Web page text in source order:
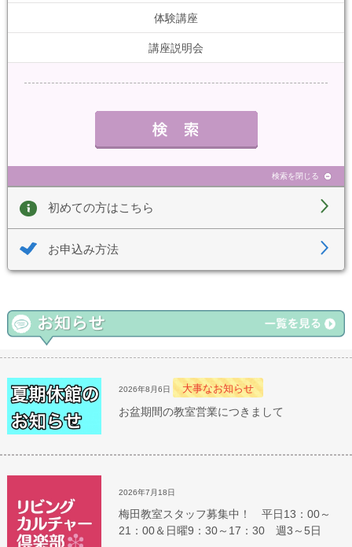
体験講座
講座説明会
検索を閉じる
初めての方はこちら
お申込み方法
2026年8月6日 大事なお知らせ
お盆期間の教室営業につきまして
2026年7月18日
梅田教室スタッフ募集中！ 平日13：00～
21：00＆日曜9：30～17：30 週3～5日